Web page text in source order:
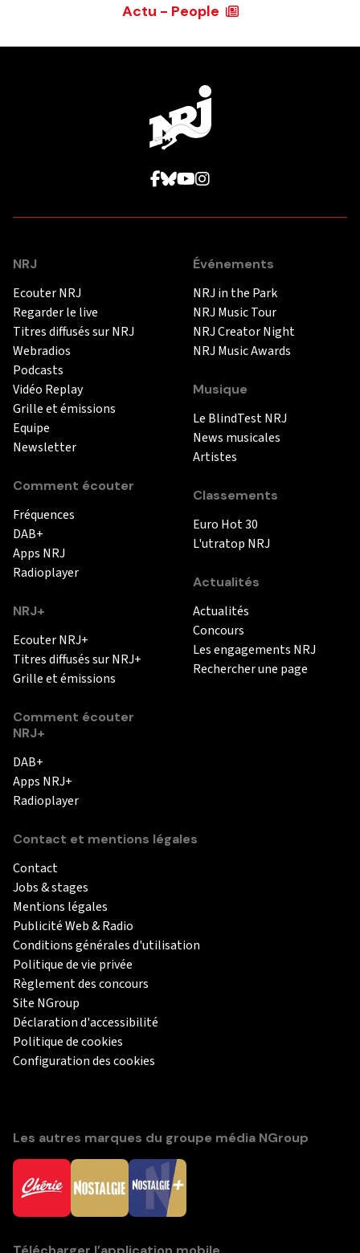
Actu - People
NRJ
Ecouter NRJ
Regarder le live
Titres diffusés sur NRJ
Webradios
Podcasts
Vidéo Replay
Grille et émissions
Equipe
Newsletter
Comment écouter
Fréquences
DAB+
Apps NRJ
Radioplayer
NRJ+
Ecouter NRJ+
Titres diffusés sur NRJ+
Grille et émissions
Comment écouter
NRJ+
DAB+
Apps NRJ+
Radioplayer
Événements
NRJ in the Park
NRJ Music Tour
NRJ Creator Night
NRJ Music Awards
Musique
Le BlindTest NRJ
News musicales
Artistes
Classements
Euro Hot 30
L'utratop NRJ
Actualités
Actualités
Concours
Les engagements NRJ
Rechercher une page
Contact et mentions légales
Contact
Jobs & stages
Mentions légales
Publicité Web & Radio
Conditions générales d'utilisation
Politique de vie privée
Règlement des concours
Site NGroup
Déclaration d'accessibilité
Politique de cookies
Configuration des cookies
Les autres marques du groupe média NGroup